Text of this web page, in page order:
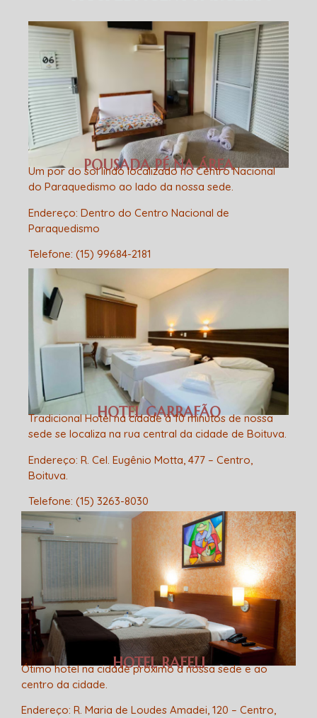
POUSADA PÉ NA ÁREA
Um por do sol lindo localizado no Centro Nacional
do Paraquedismo ao lado da nossa sede.
Endereço: Dentro do Centro Nacional de
Paraquedismo
Telefone: (15) 99684-2181
HOTEL GARRAFÃO
Tradicional Hotel na cidade à 10 minutos de nossa
sede se localiza na rua central da cidade de Boituva.
Endereço: R. Cel. Eugênio Motta, 477 – Centro,
Boituva.
Telefone: (15) 3263-8030
HOTEL RAFELI
Ótimo hotel na cidade próximo a nossa sede e ao
centro da cidade.
Endereço: R. Maria de Loudes Amadei, 120 – Centro,